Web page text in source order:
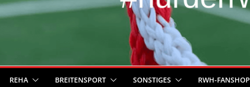
REHA BREITENSPORT SONSTIGES RWH-FANSHOP